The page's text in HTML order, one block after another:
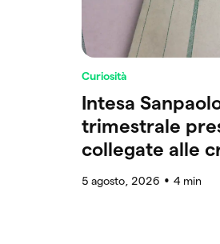
Curiosità
Intesa
trimestrale
collegate alle
5 agosto, 2026 ● 4 min